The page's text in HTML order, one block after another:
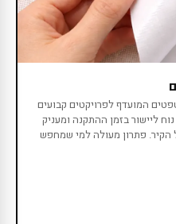
המועדף לפרויקטים קבועים
ליישור בזמן ההתקנה ומעניק
הקיר. פתרון מעולה למי שמחפש